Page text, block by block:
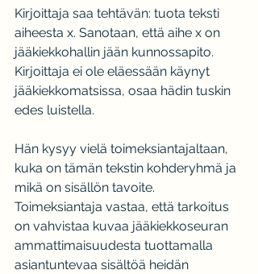
Kirjoittaja saa tehtävän: tuota teksti
aiheesta x. Sanotaan, että aihe x on
jääkiekkohallin jään kunnossapito.
Kirjoittaja ei ole eläessään käynyt
jääkiekkomatsissa, osaa hädin tuskin
edes luistella.
Hän kysyy vielä toimeksiantajaltaan,
kuka on tämän tekstin kohderyhmä ja
mikä on sisällön tavoite.
Toimeksiantaja vastaa, että tarkoitus
on vahvistaa kuvaa jääkiekkoseuran
ammattimaisuudesta tuottamalla
asiantuntevaa sisältöä heidän